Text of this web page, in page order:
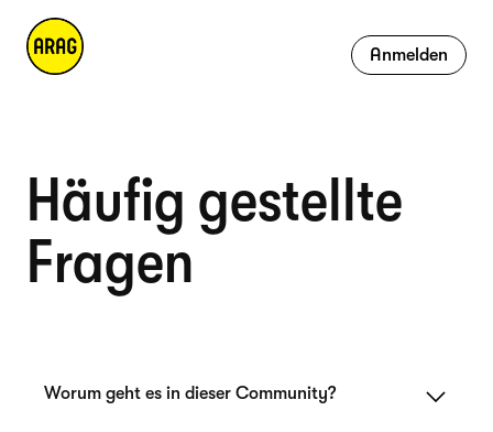
Anmelden
Häufig gestellte
Fragen
Worum geht es in dieser Community?